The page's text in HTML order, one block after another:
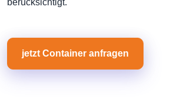
berücksichtigt.
jetzt Container anfragen